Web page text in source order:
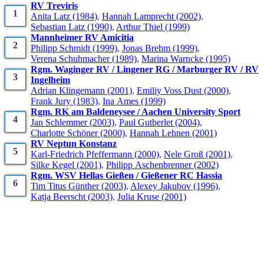
1
RV Treviris
Anita Latz (1984), Hannah Lamprecht (2002),
Sebastian Latz (1990), Arthur Thiel (1999)
2
Mannheimer RV Amicitia
Philipp Schmidt (1999), Jonas Brehm (1999),
Verena Schuhmacher (1989), Marina Warncke (1995)
3
Rgm. Waginger RV / Lingener RG / Marburger RV / RV
Ingelheim
Adrian Klingemann (2001), Emiliy Voss Dust (2000),
Frank Jury (1983), Ina Ames (1999)
4
Rgm. RK am Baldeneysee / Aachen University Sport
Jan Schlemmer (2003), Paul Gutberlet (2004),
Charlotte Schöner (2000), Hannah Lehnen (2001)
5
RV Neptun Konstanz
Karl-Friedrich Pfeffermann (2000), Nele Groß (2001),
Silke Kegel (2001), Philipp Aschenbrenner (2002)
6
Rgm. WSV Hellas Gießen / Gießener RC Hassia
Tim Titus Günther (2003), Alexey Jakubov (1996),
Katja Beerscht (2003), Julia Kruse (2001)